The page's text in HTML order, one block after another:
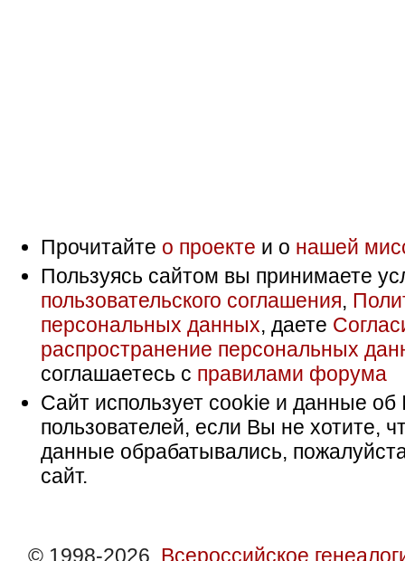
Прочитайте о проекте и о нашей
Пользуясь сайтом вы принимаете
пользовательского соглашения,
персональных данных, даете
распространение персональных
соглашаетесь с правилами форума
Сайт использует cookie и данные об
пользователей, если Вы не хотите,
данные обрабатывались,
сайт.
© 1998-2026, Всероссийское